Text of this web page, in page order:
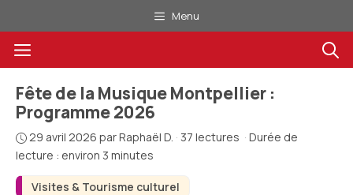
au
contenu
Menu
Menu
Visites & Tourisme culturel
Fête de la Musique Montpellier :
Programme 2026
29 avril 2026 parRaphaël D. · 37 lectures · Durée de
lecture : environ 3 minutes